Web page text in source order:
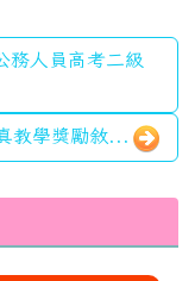
人員高考二級
教學獎勵敘...